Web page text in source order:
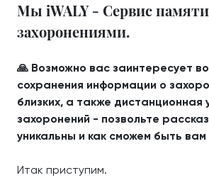
Мы iWALY - Сервис памяти
захоронениями.
🙏 Возможно вас заинтересует
сохранения информации о
близких, а также дистанционная
захоронений - позвольте
уникальны и как сможем быть вам
Итак приступим.